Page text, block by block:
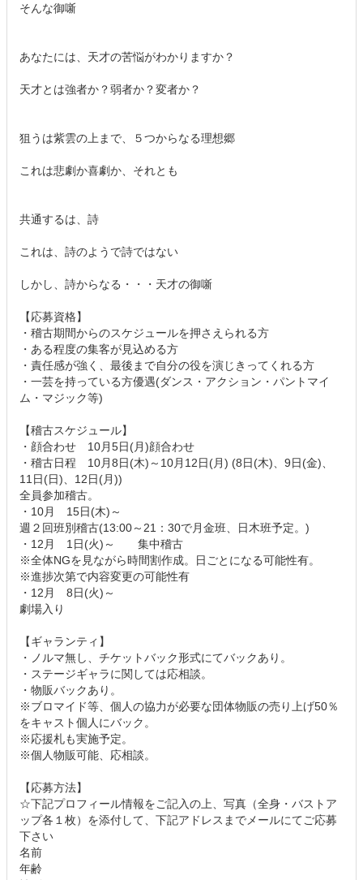
そんな御噺
あなたには、天才の苦悩がわかりますか？
天才とは強者か？弱者か？変者か？
狙うは紫雲の上まで、５つからなる理想郷
これは悲劇か喜劇か、それとも
共通するは、詩
これは、詩のようで詩ではない
しかし、詩からなる・・・天才の御噺
【応募資格】
・稽古期間からのスケジュールを押さえられる方
・ある程度の集客が見込める方
・責任感が強く、最後まで自分の役を演じきってくれる方
・一芸を持っている方優遇(ダンス・アクション・パントマイ
ム・マジック等)
【稽古スケジュール】
・顔合わせ 10月5日(月)顔合わせ
・稽古日程 10月8日(木)～10月12日(月) (8日(木)、9日(金)、
11日(日)、12日(月))
全員参加稽古。
・10月 15日(木)～
週２回班別稽古(13:00～21：30で月金班、日木班予定。)
・12月 1日(火)～ 集中稽古
※全体NGを見ながら時間割作成。日ごとになる可能性有。
※進捗次第で内容変更の可能性有
・12月 8日(火)～
劇場入り
【ギャランティ】
・ノルマ無し、チケットバック形式にてバックあり。
・ステージギャラに関しては応相談。
・物販バックあり。
※ブロマイド等、個人の協力が必要な団体物販の売り上げ50％
をキャスト個人にバック。
※応援札も実施予定。
※個人物販可能、応相談。
【応募方法】
☆下記プロフィール情報をご記入の上、写真（全身・バストア
ップ各１枚）を添付して、下記アドレスまでメールにてご応募
下さい
名前
年齢